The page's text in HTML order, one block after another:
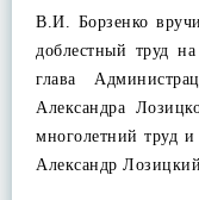
В.И. Борзенко
доблестный труд
глава
Александра
многолетний труд и
Александр